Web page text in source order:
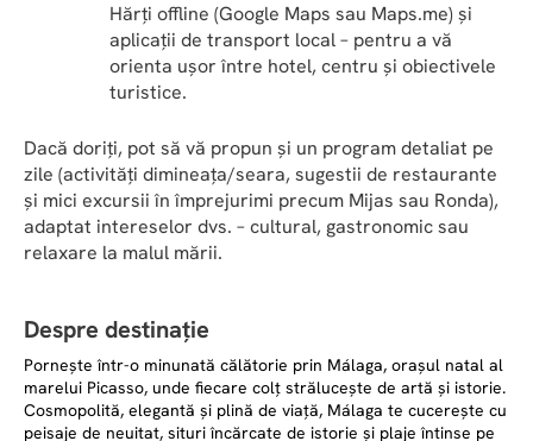
Hărți offline (Google Maps sau Maps.me) și
aplicații de transport local – pentru a vă
orienta ușor între hotel, centru și obiectivele
turistice.
Dacă doriți, pot să vă propun și un program detaliat pe
zile (activități dimineața/seara, sugestii de restaurante
și mici excursii în împrejurimi precum Mijas sau Ronda),
adaptat intereselor dvs. – cultural, gastronomic sau
relaxare la malul mării.
Despre destinație
Pornește într-o minunată călătorie prin Málaga, orașul natal al
marelui Picasso, unde fiecare colț strălucește de artă și istorie.
Cosmopolită, elegantă și plină de viață, Málaga te cucerește cu
peisaje de neuitat, situri încărcate de istorie și plaje întinse pe